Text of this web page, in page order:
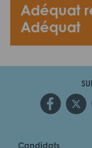
Adéquat
Adéquat
Candidats